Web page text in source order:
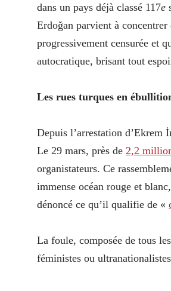
dans un pays déjà classé 117e
Erdoğan parvient à
progressivement censurée et
autocratique, brisant tout
Les rues turques en
Depuis l’arrestation d’Ekrem
Le 29 mars, près de 2,2
organistateurs. Ce
immense océan rouge et
dénoncé ce qu’il qualifie de «
La foule, composée de tous
féministes ou